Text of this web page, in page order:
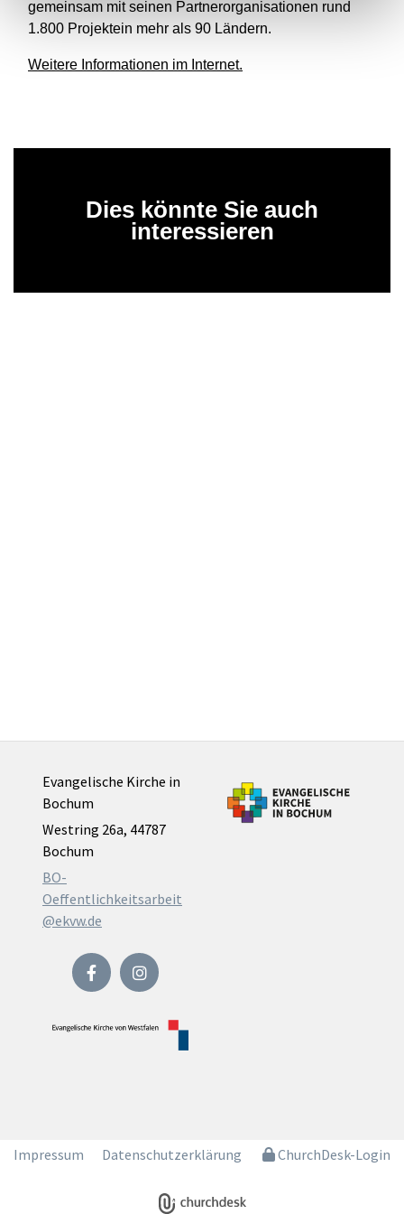
gemeinsam mit seinen Partnerorganisationen rund
1.800 Projektein mehr als 90 Ländern.
Weitere Informationen im Internet.
Dies könnte Sie auch
interessieren
Evangelische Kirche in
Bochum
Westring 26a, 44787
Bochum
BO-
Oeffentlichkeitsarbeit
@ekvw.de
Impressum Datenschutzerklärung ChurchDesk-Login